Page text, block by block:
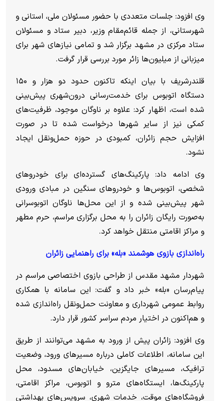
وی افزود: جلسات متعددی با حضور مسئولان ملی، استانی و
شهرستانی، از جمله قائم‌مقام وزیر، دبیر ستاد و مسئولان
ستاد مرکزی در مشهد برگزار شد و تمامی نیاز‌های شهر برای
میزبانی از میلیون‌ها زائر مورد بررسی قرار گرفت.
قلندرشریف با بیان اینکه تاکنون حدود دو هزار و ۱۵۰
دستگاه اتوبوس برای خدمت‌رسانی درون‌شهری پیش‌بینی
شده است، اظهار کرد: علاوه بر ناوگان موجود، ظرفیت‌های
کمکی نیز از سایر شهر‌ها درخواست شده تا در صورت
افزایش حجم زائران، کمبودی در حوزه حمل‌ونقل ایجاد
نشود.
وی ادامه داد: پارکینگ‌های گسترده‌ای برای خودرو‌های
شخصی، اتوبوس‌ها و خودرو‌های سنگین در مبادی ورودی
شهر پیش‌بینی شده و از این محل‌ها ناوگان اتوبوسرانی
به‌صورت رایگان زائران را به محل برگزاری مراسم، حرم مطهر
و مراکز اقامتی منتقل خواهد کرد.
راه‌اندازی بازوی هوشمند «بله» برای راهنمایی زائران
شهردار مشهد مقدس از طراحی بازوی اختصاصی مراسم در
پیام‌رسان «بله» خبر داد و گفت: این سامانه با همکاری
روابط عمومی شهرداری و معاونت حمل‌ونقل راه‌اندازی شده
و هم‌اکنون در اختیار مردم سراسر کشور قرار دارد.
وی افزود: زائران پیش از ورود به مشهد می‌توانند از طریق
این سامانه، اطلاعات کاملی درباره مسیر‌های ورود، وضعیت
ترافیک، مسیر‌های جایگزین، خیابان‌های مسدود، محل
پارکینگ‌ها، ایستگاه‌های مترو و اتوبوس، مراکز اقامتی،
فروشگاه‌های موقت، خدمات شهری، سرویس‌های بهداشتی